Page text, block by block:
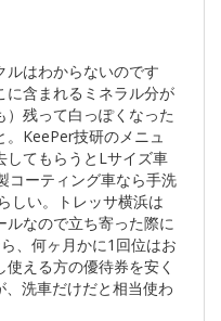
ルはわからないのです
に含まれるミネラル分が
）残って白っぽくなった
KeePer技研のメニュ
してもらうとLサイズ車
コーティング車なら手洗
しい。トレッサ横浜は
ルなので立ち寄った際に
、何ヶ月かに1回位はお
える方の優待券を安く
洗車だけだと相当使わ